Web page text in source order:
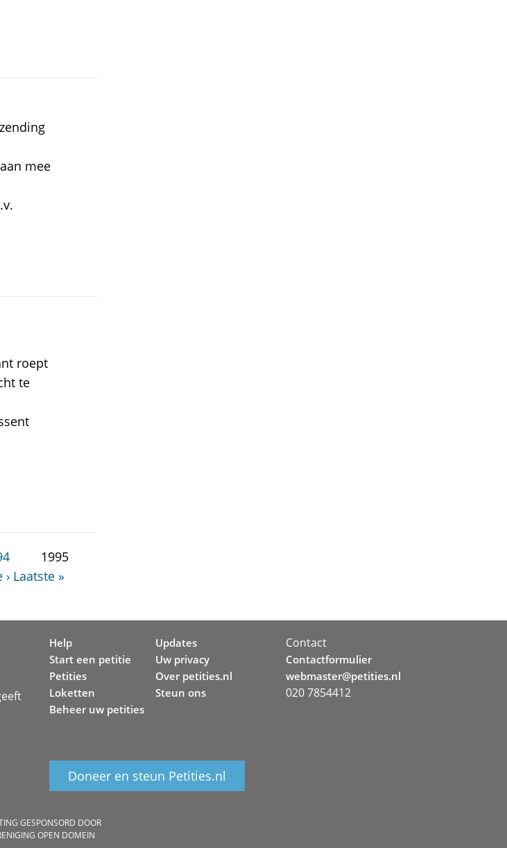
mee
roept
te
1995
› Laatste »
Help
Start een petitie
Petities
Loketten
Beheer uw petities
Updates
Uw privacy
Over petities.nl
Steun ons
Doneer en steun Petities.nl
Contact
Contactformulier
webmaster@petities.nl
020 7854412
GESPONSORD DOOR
OPEN DOMEIN